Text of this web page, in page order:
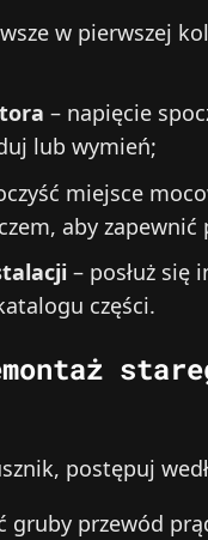
w pierwszej
– napięcie
lub wymień;
miejsce
aby zapewnić
– posłuż się
części.
postępuj
gruby przewód